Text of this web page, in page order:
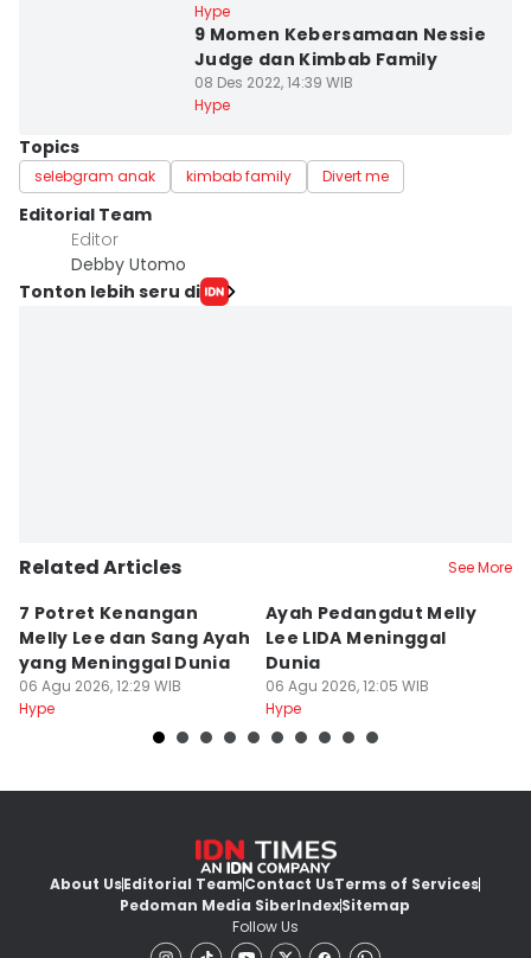
Hype
9 Momen Kebersamaan Nessie
Judge dan Kimbab Family
08 Des 2022, 14:39 WIB
Hype
Topics
selebgram anak kimbab family Divert me
Editorial Team
Editor
Debby Utomo
Tonton lebih seru di
Related Articles See More
7 Potret Kenangan
Melly Lee dan Sang Ayah
yang Meninggal Dunia
06 Agu 2026, 12:29 WIB
Hype
Ayah Pedangdut Melly
Lee LIDA Meninggal
Dunia
06 Agu 2026, 12:05 WIB
Hype
About UsEditorial TeamContact UsTerms of Services
Pedoman Media SiberIndexSitemap
Follow Us